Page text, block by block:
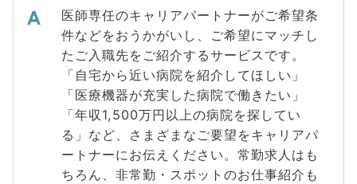
医師専任のキャリアパートナーがご希望条
件などをおうかがいし、ご希望にマッチし
たご入職先をご紹介するサービスです。
「自宅から近い病院を紹介してほしい」
「医療機器が充実した病院で働きたい」
「年収1,500万円以上の病院を探してい
る」など、さまざまなご要望をキャリアパ
ートナーにお伝えください。常勤求人はも
ちろん、非常勤・スポットのお仕事紹介も